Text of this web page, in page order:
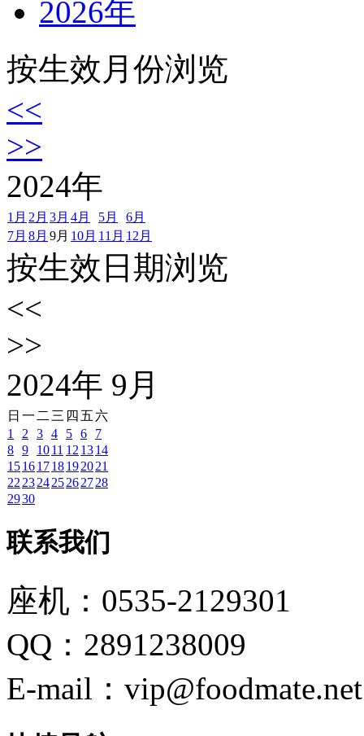
2026年
按生效月份浏览
<<
>>
2024年
1月 2月 3月 4月 5月
6月
7月 8月 9月 10月 11月 12月
按生效日期浏览
<<
>>
2024年 9 月
日 一 二 三 四 五 六
1
2 3 4 5 6
7
8 9 1011 12 1314
15161718192021
22 232425262728
2930
联系我们
座机：0535-2129301
QQ：2891238009
E-mail：vip@foodmate.net